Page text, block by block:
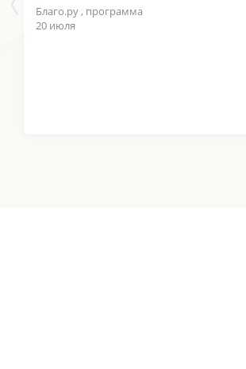
Благо.ру , программа
20 июля